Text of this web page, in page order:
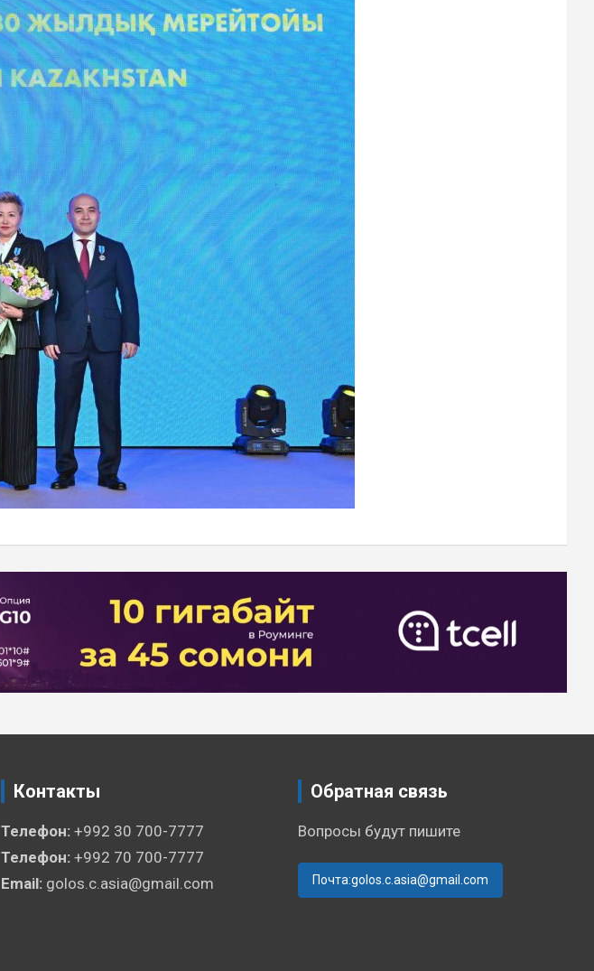
Контакты
Телефон: +992 30 700-7777
Телефон: +992 70 700-7777
Email: golos.c.asia@gmail.com
Обратная связь
Вопросы будут пишите
Почта:golos.c.asia@gmail.com